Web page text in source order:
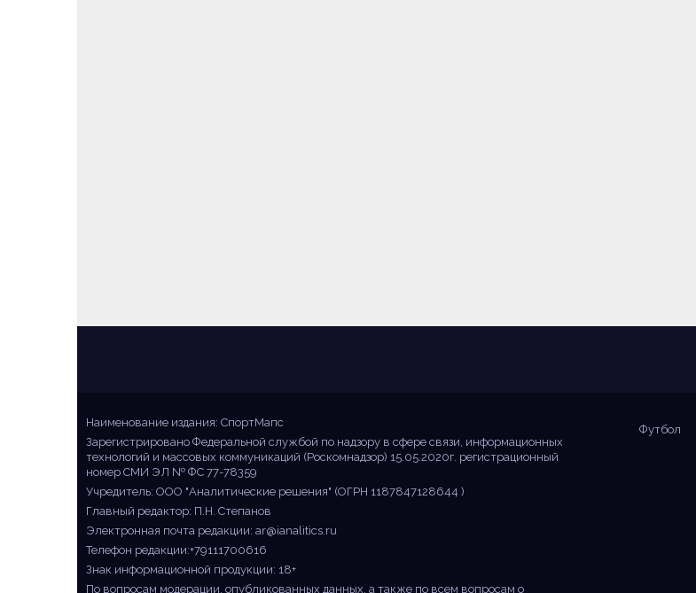
Наименование издания: СпортМапс
Зарегистрировано Федеральной службой по надзору в сфере связи, информационных
технологий и массовых коммуникаций (Роскомнадзор) 15.05.2020г. регистрационный
номер СМИ ЭЛ № ФС 77-78359
Учредитель: ООО "Аналитические решения" (ОГРН 1187847128644 )
Главный редактор: П.Н. Степанов
Электронная почта редакции: ar@ianalitics.ru
Телефон редакции:+79111700616
Знак информационной продукции: 18+
По вопросам модерации, опубликованных данных, а также по всем вопросам о
Футбол